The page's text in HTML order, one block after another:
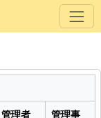
管理者
管理事